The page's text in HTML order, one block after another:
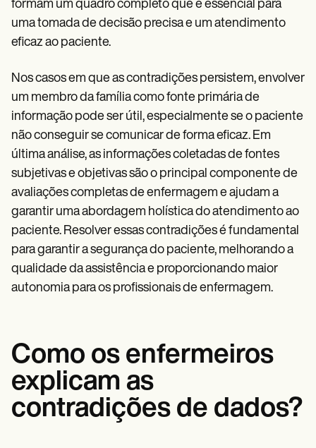
formam um quadro completo que é essencial para
uma tomada de decisão precisa e um atendimento
eficaz ao paciente.
Nos casos em que as contradições persistem, envolver
um membro da família como fonte primária de
informação pode ser útil, especialmente se o paciente
não conseguir se comunicar de forma eficaz. Em
última análise, as informações coletadas de fontes
subjetivas e objetivas são o principal componente de
avaliações completas de enfermagem e ajudam a
garantir uma abordagem holística do atendimento ao
paciente. Resolver essas contradições é fundamental
para garantir a segurança do paciente, melhorando a
qualidade da assistência e proporcionando maior
autonomia para os profissionais de enfermagem.
Como os enfermeiros
explicam as
contradições de dados?